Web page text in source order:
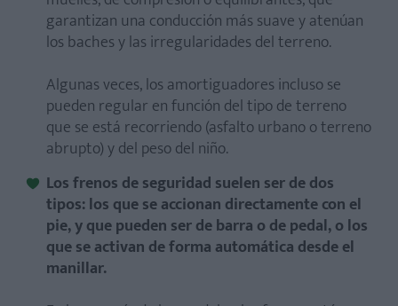
garantizan una conducción más suave y atenúan
los baches y las irregularidades del terreno.
Algunas veces, los amortiguadores incluso se
pueden regular en función del tipo de terreno
que se está recorriendo (asfalto urbano o terreno
abrupto) y del peso del niño.
Los frenos de seguridad suelen ser de dos
tipos: los que se accionan directamente con el
pie, y que pueden ser de barra o de pedal, o los
que se activan de forma automática desde el
manillar.